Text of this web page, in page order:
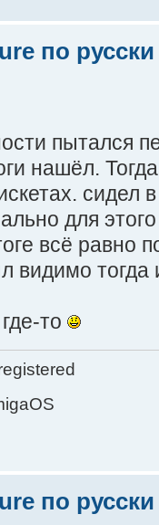
по русски
пытался
нашёл.
сидел
для
всё равно
видимо
то
по русски